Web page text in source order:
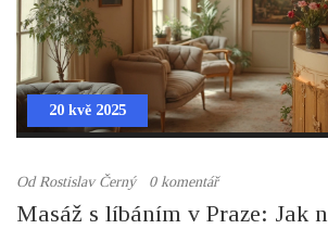
20 kvě 2025
OdRostislav Černý 0 komentář
Masáž s líbáním v Praze: Jak